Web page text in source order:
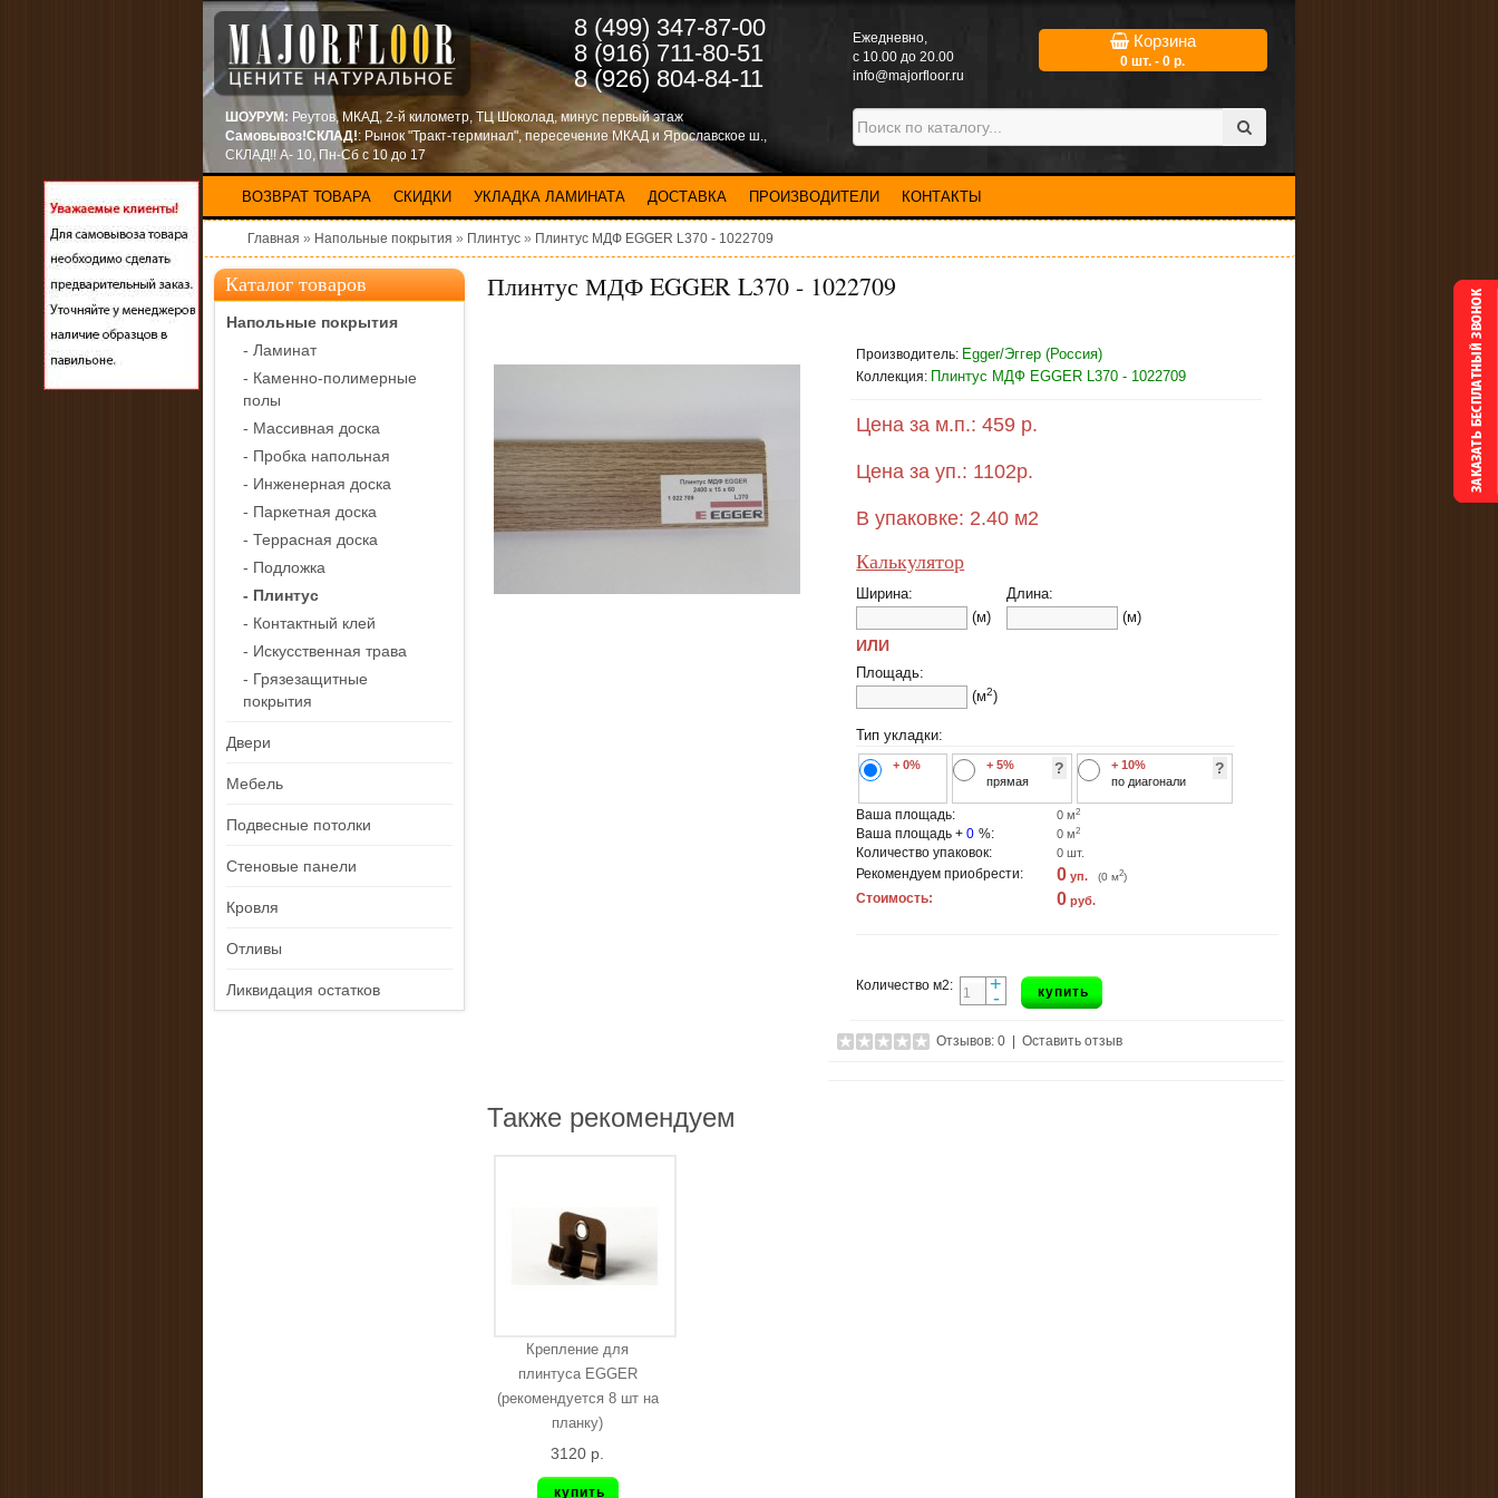
8 (499) 347-87-00
8 (916) 711-80-51
8 (926) 804-84-11
Eжедневно,
с 10.00 до 20.00
info@majorfloor.ru
Корзина
0 шт. - 0 р.
ШОУРУМ: Реутов, МКАД, 2-й километр, ТЦ Шоколад, минус первый этаж
Самовывоз!СКЛАД!: Рынок "Тракт-терминал", пересечение МКАД и Ярославское ш.,
СКЛАД!! А- 10, Пн-Сб с 10 до 17
ВОЗВРАТ ТОВАРА СКИДКИ УКЛАДКА ЛАМИНАТА ДОСТАВКА ПРОИЗВОДИТЕЛИ КОНТАКТЫ
Главная » Напольные покрытия » Плинтус » Плинтус МДФ EGGER L370 - 1022709
Каталог товаров
Напольные покрытия
- Ламинат
- Каменно-полимерные
полы
- Массивная доска
- Пробка напольная
- Инженерная доска
- Паркетная доска
- Террасная доска
- Подложка
- Плинтус
- Контактный клей
- Искусственная трава
- Грязезащитные
покрытия
Двери
Мебель
Подвесные потолки
Стеновые панели
Кровля
Отливы
Ликвидация остатков
Плинтус МДФ EGGER L370 - 1022709
Производитель: Egger/Эггер (Россия)
Коллекция: Плинтус МДФ EGGER L370 - 1022709
Цена за м.п.: 459 р.
Цена за уп.: 1102р.
В упаковке: 2.40 м2
Калькулятор
Ширина:
(м)
Длина:
(м)
ИЛИ
Площадь:
(м2)
Тип укладки:
+ 0%
+ 5%
прямая
?
+ 10%
по диагонали
?
Ваша площадь: 0 м2
Ваша площадь +0 %: 0 м2
Количество упаковок: 0 шт.
Рекомендуем приобрести: 0 уп. (0 м2)
Стоимость: 0 руб.
Количество м2: +
- купить
Отзывов: 0 |Оставить отзыв
Также рекомендуем
Крепление для
плинтуса EGGER
(рекомендуется 8 шт на
планку)
3120 р.
купить